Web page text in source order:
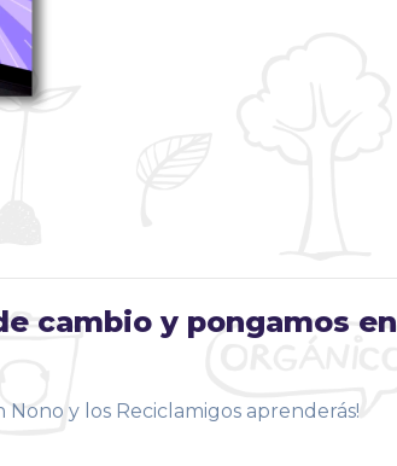
cambio y pongamos en
y los Reciclamigos aprenderás!